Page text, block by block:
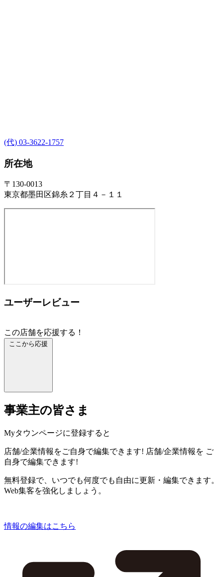
(代) 03-3622-1757
所在地
〒130-0013
東京都墨田区錦糸２丁目４－１１
ユーザーレビュー
この店舗を応援する！
ここから応援
事業主の皆さま
Myタウンページに登録すると
店舗/企業情報をご自身で編集できます! 店舗/企業情報を ご
自身で編集できます!
無料登録で、いつでも何度でも自由に更新・編集できます。
Web集客を強化しましょう。
情報の編集はこちら